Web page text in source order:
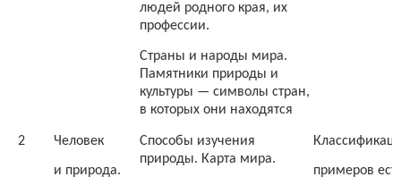
людей родного края, их
профессии.
Страны и народы мира.
Памятники природы и
культуры — символы стран,
в которых они находятся
2 Человек
и природа.
Способы изучения
природы. Карта мира.
примеров